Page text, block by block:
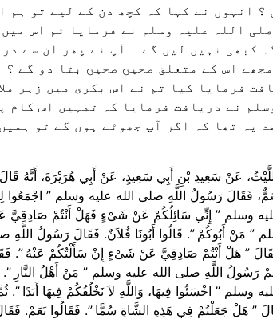
؟ انہوں نے کہا کہ کچھ دن کے لیے تو ہم
اللہ علیہ وسلم نے فرمایا تم اس
کبھی نہیں لیں گے ۔ آپ نے پھر ان سے
اس کے متعلق صحیح صحیح بتا دو گے ؟
فرمایا کیا تم نے اس بکری میں زہر
نے دریافت فرمایا کہ تمہیں اس کام
یہ تھا کہ اگر آپ جھوٹے ہوں گے تو
اللَّيْثُ، عَنْ سَعِيدِ بْنِ أَبِي سَعِيدٍ، عَنْ أَبِي هُرَيْرَةَ، أَنَّهُ
فَقَالَ رَسُولُ اللَّهِ صلى الله عليه وسلم ‏”‏ اجْمَعُوا
وسلم ‏”‏ إِنِّي سَائِلُكُمْ عَنْ شَىْءٍ فَهَلْ أَنْتُمْ صَادِقِيَّ
‏”‏ مَنْ أَبُوكُمْ ‏”‏‏.‏ قَالُوا أَبُونَا فُلاَنٌ‏.‏ فَقَالَ رَسُولُ اللَّهِ
‏”‏ هَلْ أَنْتُمْ صَادِقِيَّ عَنْ شَىْءٍ إِنْ سَأَلْتُكُمْ عَنْهُ ‏”‏‏.‏
رَسُولُ اللَّهِ صلى الله عليه وسلم ‏”‏ مَنْ أَهْلُ النَّارِ ‏”‏‏.‏
وسلم ‏”‏ اخْسَئُوا فِيهَا، وَاللَّهِ لاَ نَخْلُفُكُمْ فِيهَا
‏”‏ هَلْ جَعَلْتُمْ فِي هَذِهِ الشَّاةِ سُمًّا ‏”‏‏.‏ فَقَالُوا نَعَمْ‏.‏